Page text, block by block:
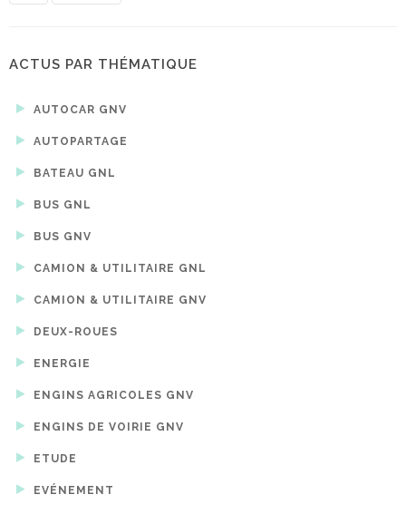
ACTUS PAR THÉMATIQUE
AUTOCAR GNV
AUTOPARTAGE
BATEAU GNL
BUS GNL
BUS GNV
CAMION & UTILITAIRE GNL
CAMION & UTILITAIRE GNV
DEUX-ROUES
ENERGIE
ENGINS AGRICOLES GNV
ENGINS DE VOIRIE GNV
ETUDE
EVÉNEMENT